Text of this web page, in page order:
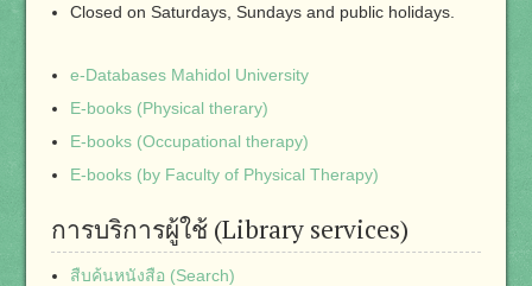
Closed on Saturdays, Sundays and public holidays.
e-Databases Mahidol University
E-books (Physical therary)
E-books (Occupational therapy)
E-books (by Faculty of Physical Therapy)
การบริการผู้ใช้ (Library services)
สืบค้นหนังสือ (Search)